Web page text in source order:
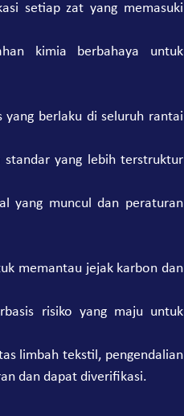
setiap zat yang memasuki
kimia berbahaya untuk
berlaku di seluruh rantai
standar yang lebih terstruktur
yang muncul dan peraturan
memantau jejak karbon dan
risiko yang maju untuk
limbah tekstil, pengendalian
dan dapat diverifikasi.